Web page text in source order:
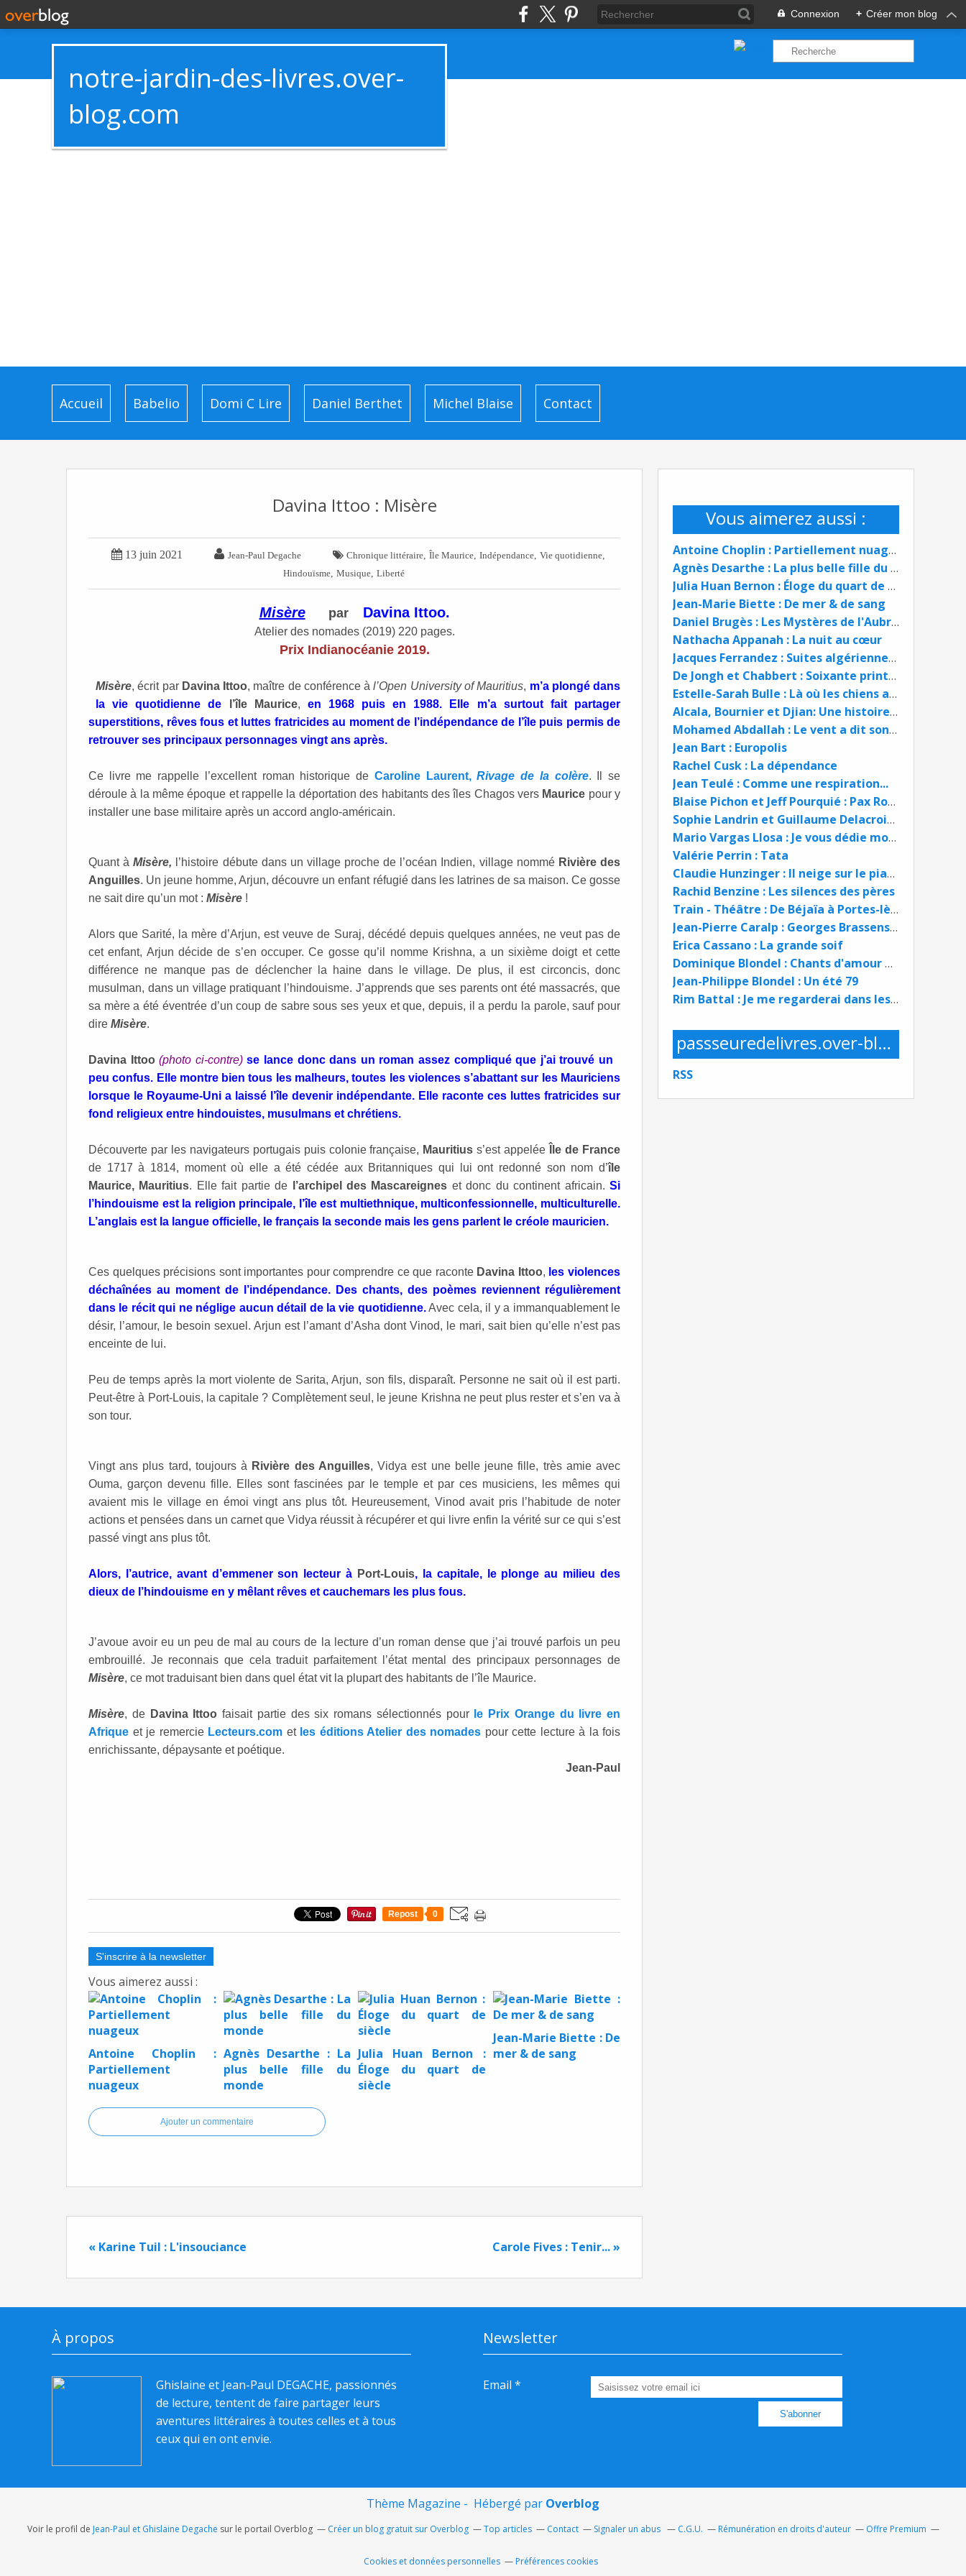
Connexion + Créer mon blog
notre-jardin-des-livres.over-
blog.com
Accueil Babelio Domi C Lire Daniel Berthet Michel Blaise Contact
Vous aimerez aussi :
Antoine Choplin : Partiellement nuageux
Agnès Desarthe : La plus belle fille du monde
Julia Huan Bernon : Éloge du quart de siècle
Jean-Marie Biette : De mer & de sang
Daniel Brugès : Les Mystères de l'Aubrac
Nathacha Appanah : La nuit au cœur
Jacques Ferrandez : Suites algériennes (1962 - 2019) Première partie
De Jongh et Chabbert : Soixante printemps en hiver
Estelle-Sarah Bulle : Là où les chiens aboient par la queue
Alcala, Bournier et Djian: Une histoire de la guerre d'Algérie
Mohamed Abdallah : Le vent a dit son nom
Jean Bart : Europolis
Rachel Cusk : La dépendance
Jean Teulé : Comme une respiration...
Blaise Pichon et Jeff Pourquié : Pax Romana !
Sophie Landrin et Guillaume Delacroix : Dans la tête de Narendra Modi
Mario Vargas Llosa : Je vous dédie mon silence
Valérie Perrin : Tata
Claudie Hunzinger : Il neige sur le pianiste
Rachid Benzine : Les silences des pères
Train - Théâtre : De Béjaïa à Portes-lès-Valence
Jean-Pierre Caralp : Georges Brassens Un mythe mis en examen
Erica Cassano : La grande soif
Dominique Blondel : Chants d'amour pour l'âme d'un inconnu
Jean-Philippe Blondel : Un été 79
Rim Battal : Je me regarderai dans les yeux
passseuredelivres.over-blog.com
RSS
Davina Ittoo : Misère
 13 juin 2021  Jean-Paul Degache  Chronique littéraire, Île Maurice, Indépendance, Vie quotidienne,
Hindouïsme, Musique, Liberté
Misère par Davina Ittoo.
Atelier des nomades (2019) 220 pages.
Prix Indianocéanie 2019.
Misère, écrit par Davina Ittoo, maître de conférence àl’Open University of Mauritius, m’a plongé dans
la vie quotidienne de
l’île Maurice, en 1968 puis en 1988. Elle m’a surtout fait partager
superstitions, rêves fous et luttes fratricides au moment de l’indépendance de l’île puis permis de
retrouver ses principaux personnages vingt ans après.
Ce livre me rappelle l’excellent roman historique de Caroline Laurent,Rivage de la colère. Il se
déroule à la même époque et rappelle la déportation des habitants des îles Chagos vers Maurice pour y
installer une base militaire après un accord anglo-américain.
Quant à Misère, l’histoire débute dans un village proche de l’océan Indien, village nommé Rivière des
Anguilles. Un jeune homme, Arjun, découvre un enfant réfugié dans les latrines de sa maison. Ce gosse
ne sait dire qu’un mot : Misère !
Alors que Sarité, la mère d’Arjun, est veuve de Suraj, décédé depuis quelques années, ne veut pas de
cet enfant, Arjun décide de s’en occuper. Ce gosse qu’il nomme Krishna, a un sixième doigt et cette
différence ne manque pas de déclencher la haine dans le village. De plus, il est circoncis, donc
musulman, dans un village pratiquant l’hindouisme. J’apprends que ses parents ont été massacrés, que
sa mère a été éventrée d’un coup de sabre sous ses yeux et que, depuis, il a perdu la parole, sauf pour
dire Misère.
Davina Ittoo(photo ci-contre) se lance donc dans un roman assez compliqué que j’ai trouvé un
peu confus. Elle montre bien tous les malheurs, toutes les violences s’abattant sur les Mauriciens
lorsque le Royaume-Uni a laissé l’île devenir indépendante. Elle raconte ces luttes fratricides sur
fond religieux entre hindouistes, musulmans et chrétiens.
Découverte par les navigateurs portugais puis colonie française, Mauritius s’est appelée
Île de France
de 1717 à 1814, moment où elle a été cédée aux Britanniques qui lui ont redonné son nom d’île
Maurice, Mauritius. Elle fait partie de l’archipel des Mascareignes et donc du continent africain.Si
l’hindouisme est la religion principale, l’île est multiethnique, multiconfessionnelle, multiculturelle.
L’anglais est la langue officielle, le français la seconde mais les gens parlent le créole mauricien.
Ces quelques précisions sont importantes pour comprendre ce que raconte Davina Ittoo, les violences
déchaînées au moment de l’indépendance. Des chants, des poèmes reviennent régulièrement
dans le récit qui ne néglige aucun détail de la vie quotidienne.Avec cela, il y a immanquablement le
désir, l’amour, le besoin sexuel. Arjun est l’amant d’Asha dont Vinod, le mari, sait bien qu’elle n’est pas
enceinte de lui.
Peu de temps après la mort violente de Sarita, Arjun, son fils, disparaît. Personne ne sait où il est parti.
Peut-être à Port-Louis, la capitale ? Complètement seul, le jeune Krishna ne peut plus rester et s’en va à
son tour.
Vingt ans plus tard, toujours à Rivière des Anguilles, Vidya est une belle jeune fille, très amie avec
Ouma, garçon devenu fille. Elles sont fascinées par le temple et par ces musiciens, les mêmes qui
avaient mis le village en émoi vingt ans plus tôt. Heureusement, Vinod avait pris l’habitude de noter
actions et pensées dans un carnet que Vidya réussit à récupérer et qui livre enfin la vérité sur ce qui s’est
passé vingt ans plus tôt.
Alors, l’autrice, avant d’emmener son lecteur à Port-Louis, la capitale, le plonge au milieu des
dieux de l’hindouisme en y mêlant rêves et cauchemars les plus fous.
J’avoue avoir eu un peu de mal au cours de la lecture d’un roman dense que j’ai trouvé parfois un peu
embrouillé. Je reconnais que cela traduit parfaitement l’état mental des principaux personnages de
Misère, ce mot traduisant bien dans quel état vit la plupart des habitants de l’île Maurice.
Misère, de Davina Ittoo faisait partie des six romans sélectionnés pour le Prix Orange du livre en
Afrique et je remercie Lecteurs.com et les éditions Atelier des nomades pour cette lecture à la fois
enrichissante, dépaysante et poétique.
Jean-Paul
Repost 0
S'inscrire à la newsletter
Vous aimerez aussi :
Antoine Choplin :
Partiellement
nuageux
Agnès Desarthe : La
plus belle fille du
monde
Julia Huan Bernon :
Éloge du quart de
siècle
Jean-Marie Biette : De
mer & de sang
Ajouter un commentaire
« Karine Tuil : L'insouciance Carole Fives : Tenir... »
À propos
Ghislaine et Jean-Paul DEGACHE, passionnés
de lecture, tentent de faire partager leurs
aventures littéraires à toutes celles et à tous
ceux qui en ont envie.
Newsletter
Email
Thème Magazine - Hébergé par Overblog
Voir le profil de Jean-Paul et Ghislaine Degache sur le portail Overblog Créer un blog gratuit sur Overblog Top articles Contact Signaler un abus C.G.U. Rémunération en droits d'auteur Offre Premium
Cookies et données personnelles Préférences cookies